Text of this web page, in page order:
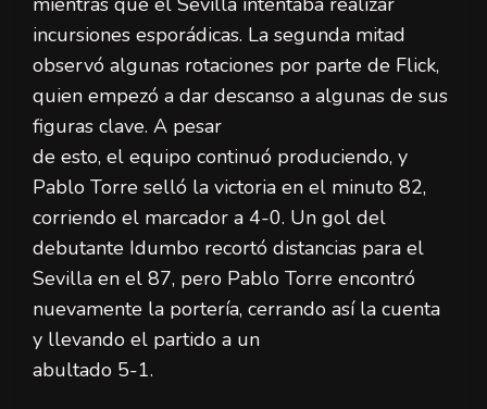
incursiones esporádicas. La segunda mitad
observó algunas rotaciones por parte de Flick,
quien empezó a dar descanso a algunas de sus
figuras clave. A pesar
de esto, el equipo continuó produciendo, y
Pablo Torre selló la victoria en el minuto 82,
corriendo el marcador a 4-0. Un gol del
debutante Idumbo recortó distancias para el
Sevilla en el 87, pero Pablo Torre encontró
nuevamente la portería, cerrando así la cuenta
y llevando el partido a un
abultado 5-1.